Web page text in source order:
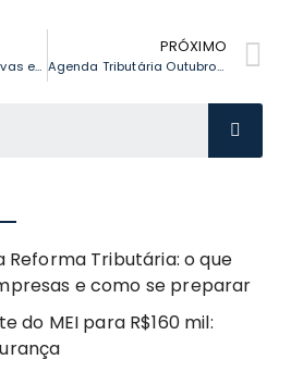
Plataforma NFS-e: novas evoluções que prestadores precisam saber
PRÓXIMO
Agenda Tributária Outubro 2025: Prazos Imperdíveis
Reforma Tributária: o que
e como se preparar
do MEI para R$160 mil: